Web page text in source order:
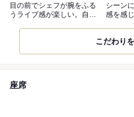
目の前でシェフが腕をふる
うライブ感が楽しい。自慢
シーン
感を感
こだわり
座席